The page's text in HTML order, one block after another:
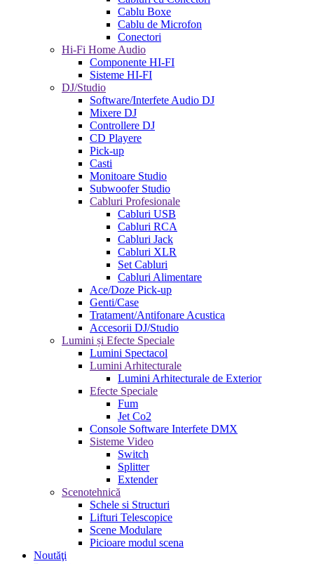
Cablu Boxe
Cablu de Microfon
Conectori
Hi-Fi Home Audio
Componente HI-FI
Sisteme HI-FI
DJ/Studio
Software/Interfete Audio DJ
Mixere DJ
Controllere DJ
CD Playere
Pick-up
Casti
Monitoare Studio
Subwoofer Studio
Cabluri Profesionale
Cabluri USB
Cabluri RCA
Cabluri Jack
Cabluri XLR
Set Cabluri
Cabluri Alimentare
Ace/Doze Pick-up
Genti/Case
Tratament/Antifonare Acustica
Accesorii DJ/Studio
Lumini și Efecte Speciale
Lumini Spectacol
Lumini Arhitecturale
Lumini Arhitecturale de Exterior
Efecte Speciale
Fum
Jet Co2
Console Software Interfete DMX
Sisteme Video
Switch
Splitter
Extender
Scenotehnică
Schele si Structuri
Lifturi Telescopice
Scene Modulare
Picioare modul scena
Noutăţi